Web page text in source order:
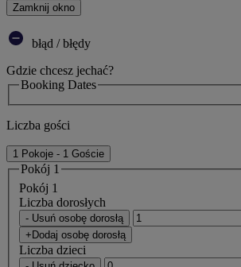
Zamknij okno
błąd / błędy
Gdzie chcesz jechać?
Booking Dates
Liczba gości
1 Pokoje - 1 Goście
Pokój 1
Pokój 1
Liczba dorosłych
- Usuń osobę dorosłą
+Dodaj osobę dorosłą
Liczba dzieci